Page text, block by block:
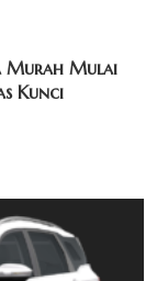
Murah Mulai
Kunci